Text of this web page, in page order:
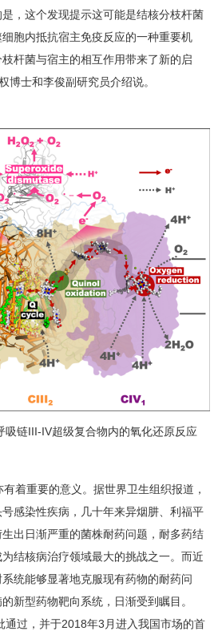
，这个发现提示这可能是结核分枝杆菌
胞内抵抗宿主免疫反应的一种重要机
杆菌与宿主的相互作用带来了新的启
博士和李俊副研究员介绍说。
吸链III-IV超级复合物内的氧化还原反应
着重要的意义。据世界卫生组织报道，
感染性疾病，几十年来异烟肼、利福平
出日渐严重的菌株耐药问题，耐多药结
结核病治疗领域最大的挑战之一。而近
统能够显著地克服现有药物的耐药问
新型药物靶向系统，日渐受到瞩目。
通过，并于2018年3月进入我国市场的首